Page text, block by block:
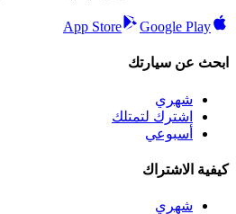
App Store Google Play
ابحث عن سيارتك
شهري
اشترك لتمتلك
أسبوعي
كيفية الاشتراك
شهري